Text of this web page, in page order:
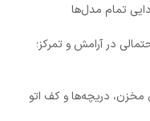
تمام مدل‌ها
در آرامش و تمرکز؛
مخزن، دریچه‌ها و کف اتو